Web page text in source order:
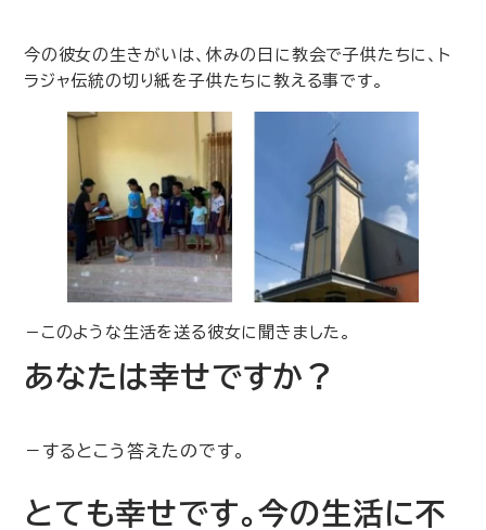
今の彼女の生きがいは、休みの日に教会で子供たちに、ト
ラジャ伝統の切り紙を子供たちに教える事です。
－このような生活を送る彼女に聞きました。
あなたは幸せですか？
－するとこう答えたのです。
とても幸せです。今の生活に不